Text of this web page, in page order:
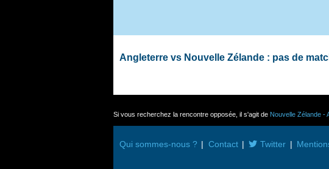
Angleterre vs Nouvelle Zélande : pas de
Si vous recherchez la rencontre opposée, il s'agit de Nouvelle Zélande -
Qui sommes-nous ? Contact Twitter